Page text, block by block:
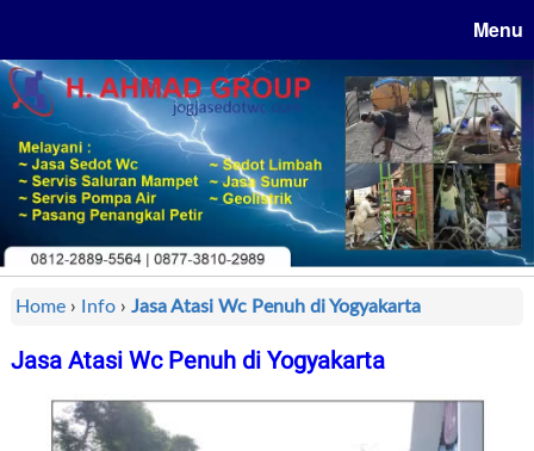
Menu
Home › Info › Jasa Atasi Wc Penuh di Yogyakarta
Jasa Atasi Wc Penuh di Yogyakarta